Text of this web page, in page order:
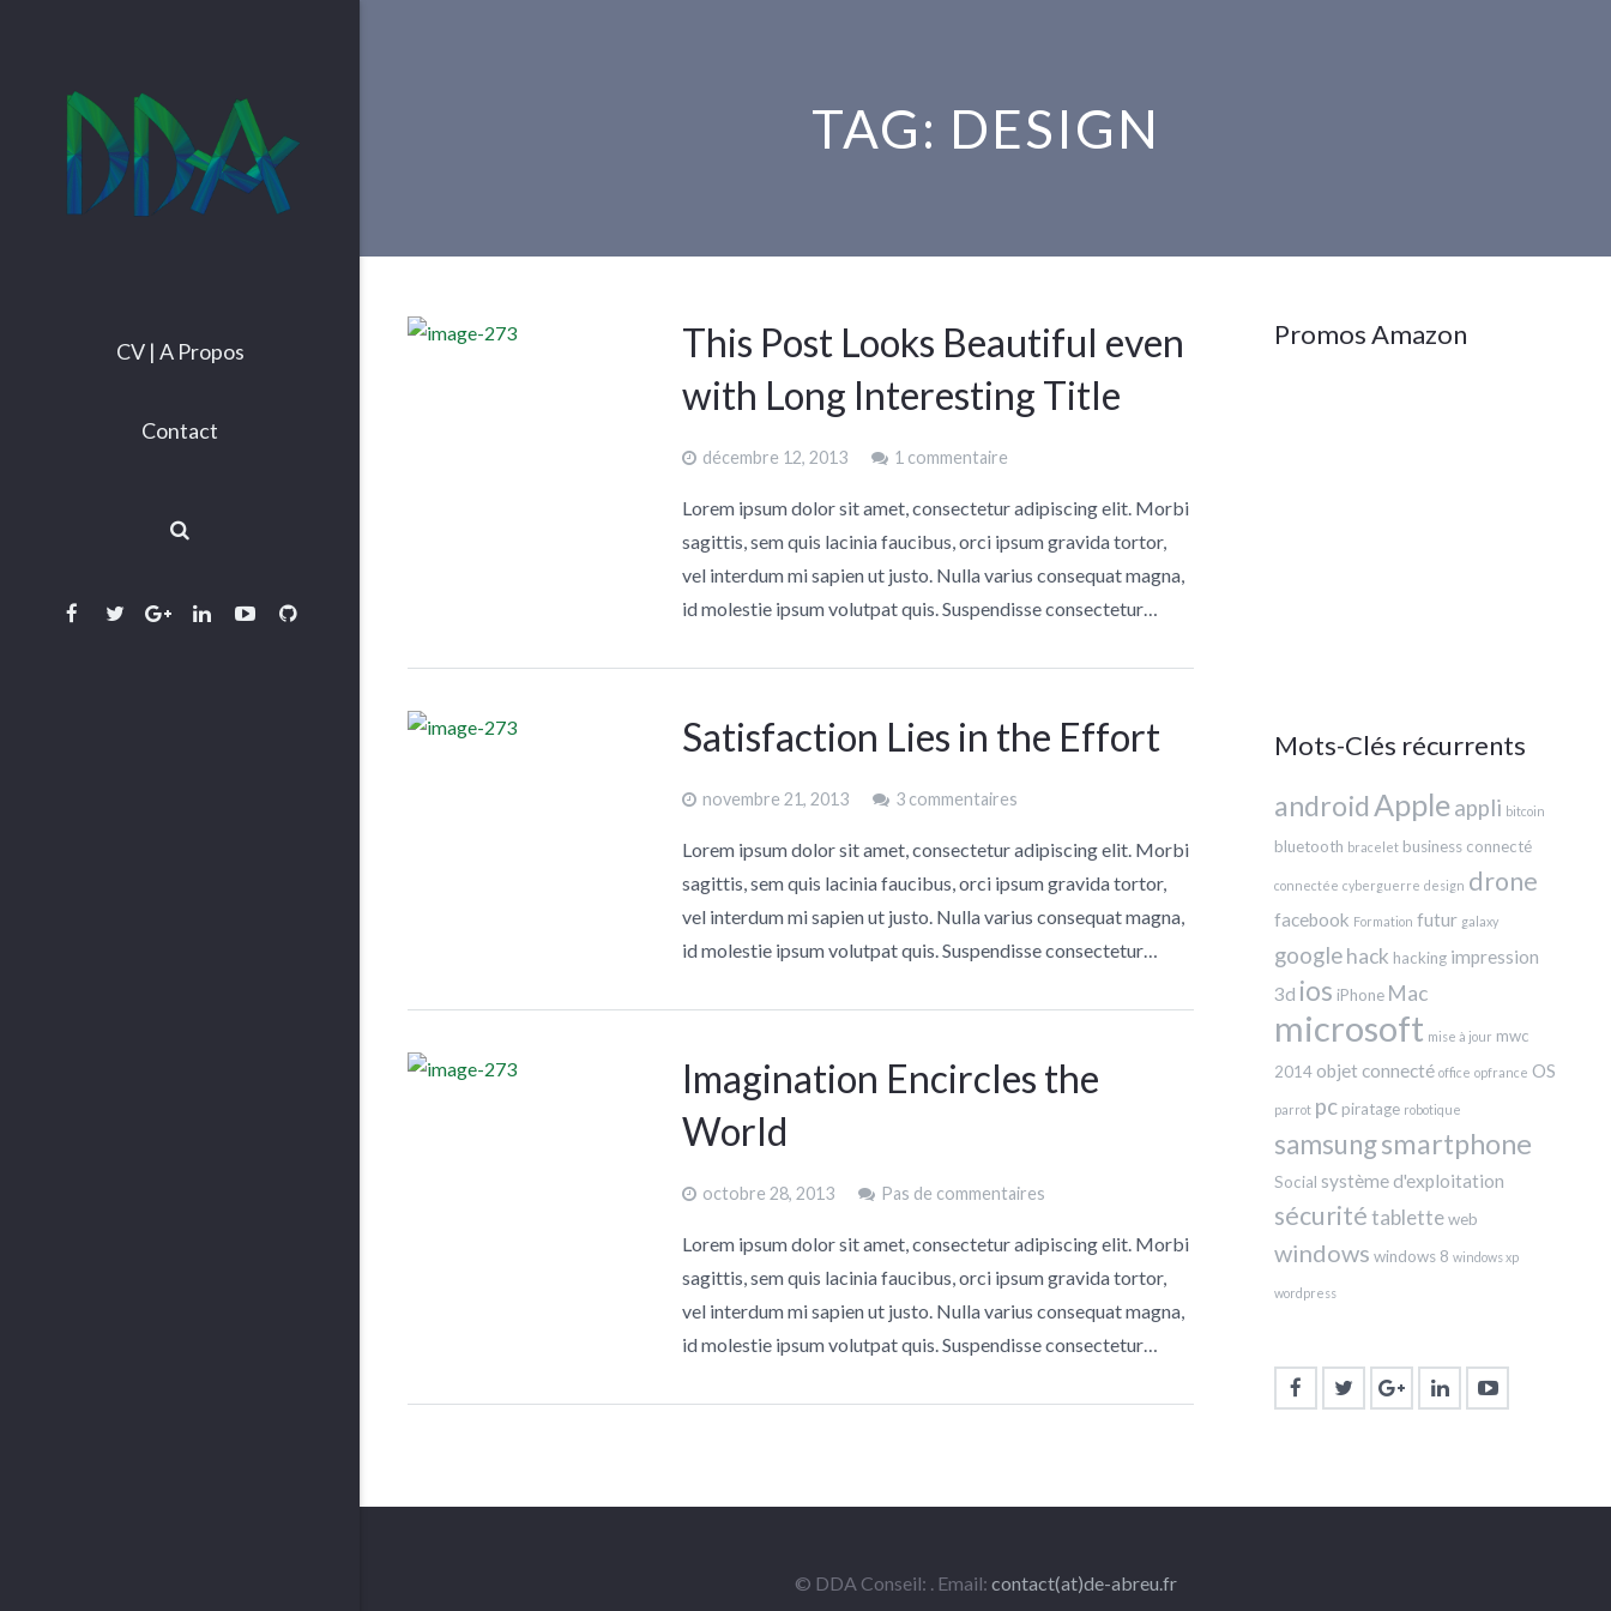
CV | A Propos
Contact
TAG: DESIGN
This Post Looks Beautiful even
with Long Interesting Title
décembre 12, 2013 1 commentaire
Lorem ipsum dolor sit amet, consectetur adipiscing elit. Morbi
sagittis, sem quis lacinia faucibus, orci ipsum gravida tortor,
vel interdum mi sapien ut justo. Nulla varius consequat magna,
id molestie ipsum volutpat quis. Suspendisse consectetur…
Satisfaction Lies in the Effort
novembre 21, 2013 3 commentaires
Lorem ipsum dolor sit amet, consectetur adipiscing elit. Morbi
sagittis, sem quis lacinia faucibus, orci ipsum gravida tortor,
vel interdum mi sapien ut justo. Nulla varius consequat magna,
id molestie ipsum volutpat quis. Suspendisse consectetur…
Imagination Encircles the
World
octobre 28, 2013 Pas de commentaires
Lorem ipsum dolor sit amet, consectetur adipiscing elit. Morbi
sagittis, sem quis lacinia faucibus, orci ipsum gravida tortor,
vel interdum mi sapien ut justo. Nulla varius consequat magna,
id molestie ipsum volutpat quis. Suspendisse consectetur…
Promos Amazon
Mots-Clés récurrents
androidAppleappli bitcoin
bluetooth bracelet business connecté
connectée cyberguerre design drone
facebook Formation futur galaxy
googlehack hacking impression
3d ios iPhone Mac
microsoft mise à jour mwc
2014 objet connecté office opfrance OS
parrot pc piratage robotique
samsungsmartphone
Social système d'exploitation
sécuritétabletteweb
windows windows 8 windows xp
wordpress
© DDA Conseil: . Email: contact(at)de-abreu.fr